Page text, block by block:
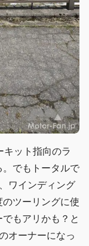
ット指向のラ
でもトータルで
ワインディング
ツーリングに使
もアリかも？と
オーナーになっ